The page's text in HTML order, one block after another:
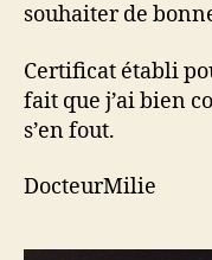
souhaiter de
Certificat établi
fait que j’ai bien
s’en fout.
DocteurMilie